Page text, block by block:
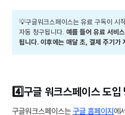
💡구글워크스페이스는 유료 구독이 시
자동 청구됩니다. 예를 들어 유료 서비
됩니다. 이후에는 매달 초, 결제 주기가
4️⃣구글 워크스페이스 도입
구글워크스페이스는 구글 홈페이지 에